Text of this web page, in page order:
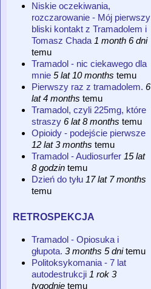
Niskie oczekiwania,
rozczarowanie - Mój pierwszy
bliski kontakt z Tramadolem i
Tomasz Chada 1 month 6 dni
temu
Tramadol - nic ciekawego dla
mnie 5 lat 10 months temu
Pierwszy raz z tramadolem. 6
lat 4 months temu
Tramadol, czyli 225mg, które
straszy 6 lat 8 months temu
Opioidy - podejście pierwsze
12 lat 3 months temu
Tramadol - Audiosurfer 15 lat
8 godzintemu
Dzień do tyłu 17 lat 7 months
temu
retrospekcja
Tramadol - Opiosuka i
głupota. 3 months 5 dnitemu
Politoksykomania - 7 lat
autodestrukcji 1 rok 3
tygodnietemu